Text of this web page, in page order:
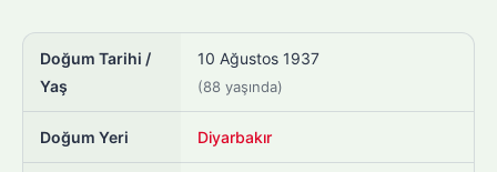
Doğum Tarihi /
Yaş
10 Ağustos 1937
(88 yaşında)
Doğum Yeri Diyarbakır